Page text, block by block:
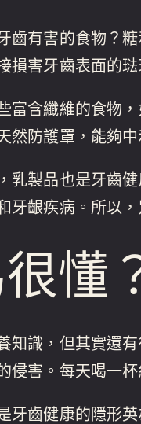
齒有害的食物？
損害牙齒表面的
富含纖維的食物
然防護罩，能夠
乳製品也是牙齒
牙齦疾病。所以
懂
知識，但其實還
侵害。每天喝一
牙齒健康的隱形